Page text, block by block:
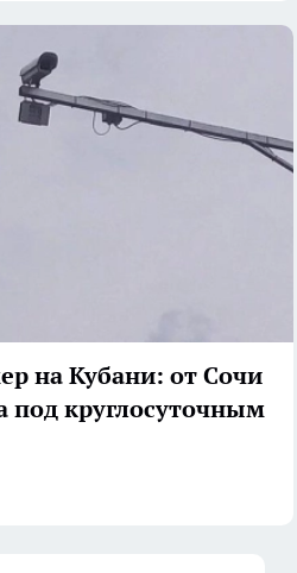
на Кубани: от Сочи
под круглосуточным